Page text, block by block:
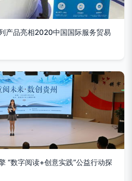
产品亮相2020中国国际服务贸易
“数字阅读+创意实践”公益行动探